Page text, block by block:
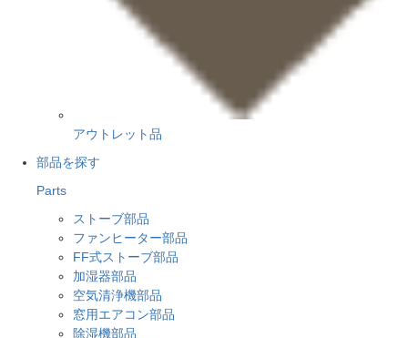
アウトレット品
部品を探す
Parts
ストーブ部品
ファンヒーター部品
FF式ストーブ部品
加湿器部品
空気清浄機部品
窓用エアコン部品
除湿機部品